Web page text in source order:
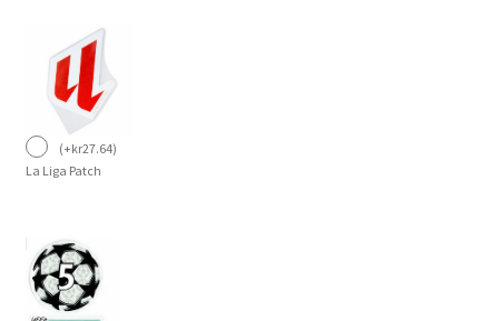
(+kr27.64)
La Liga Patch